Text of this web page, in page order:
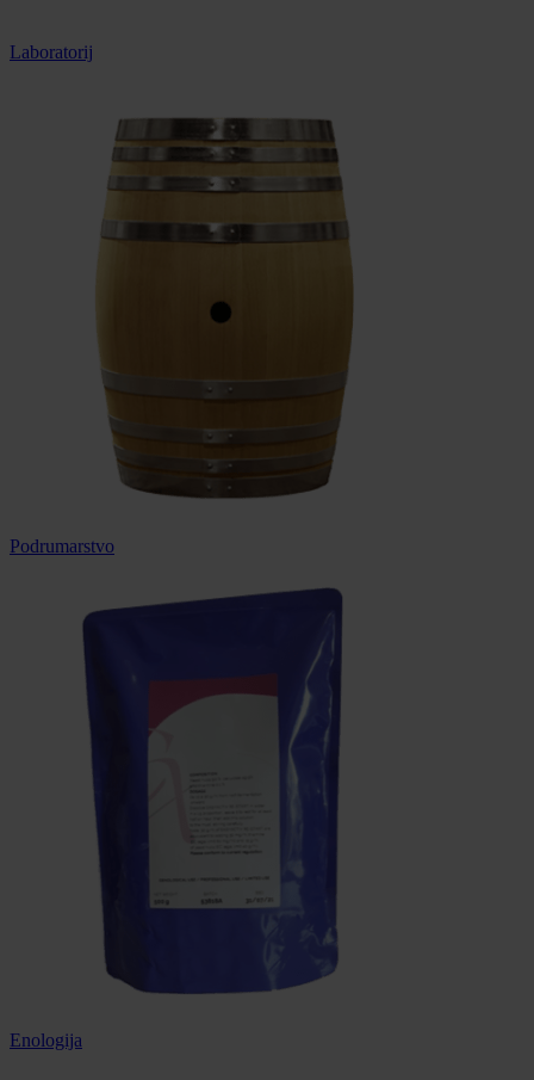
Laboratorij
Podrumarstvo
Enologija